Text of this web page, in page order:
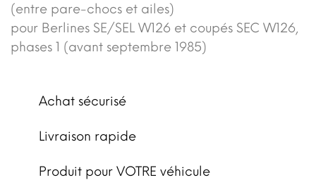
(entre pare-chocs et ailes)
pour Berlines SE/SEL W126 et coupés SEC W126,
phases 1 (avant septembre 1985)
Achat sécurisé
Livraison rapide
Produit pour VOTRE véhicule